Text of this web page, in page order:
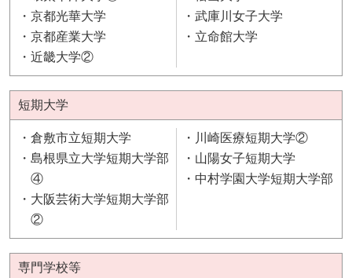
京都光華大学
京都産業大学
近畿大学②
武庫川女子大学
立命館大学
短期大学
倉敷市立短期大学
島根県立大学短期大学部
④
大阪芸術大学短期大学部
②
川崎医療短期大学②
山陽女子短期大学
中村学園大学短期大学部
専門学校等